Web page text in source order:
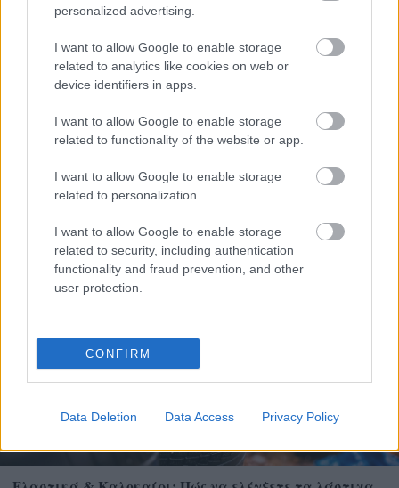
personalized advertising.
I want to allow Google to enable storage
related to analytics like cookies on web or
device identifiers in apps.
I want to allow Google to enable storage
related to functionality of the website or app.
I want to allow Google to enable storage
related to personalization.
I want to allow Google to enable storage
related to security, including authentication
functionality and fraud prevention, and other
user protection.
CONFIRM
Data Deletion Data Access Privacy Policy
Ο Φωκίων Ζαΐμης με τον Μητροπολίτη Φώτιο της
Αφρικής ΒΙΝΤΕΟ